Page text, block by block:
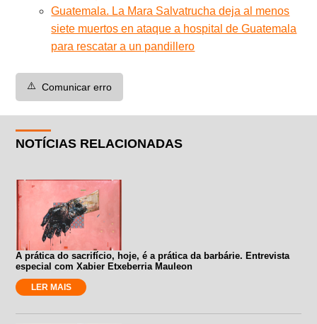
Guatemala. La Mara Salvatrucha deja al menos
siete muertos en ataque a hospital de Guatemala
para rescatar a un pandillero
⚠️ Comunicar erro
NOTÍCIAS RELACIONADAS
A prática do sacrifício, hoje, é a prática da barbárie. Entrevista
especial com Xabier Etxeberria Mauleon
LER MAIS